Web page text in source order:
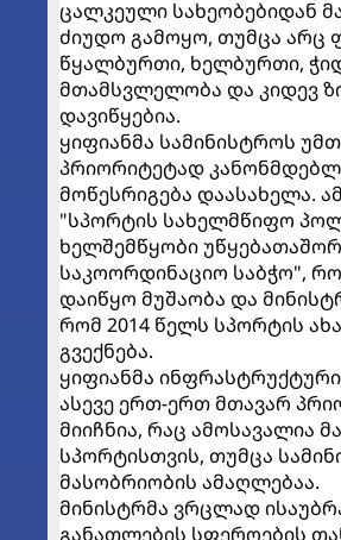
ცალკეული სახეობებიდან
ძიუდო გამოყო, თუმცა არც
წყალბურთი, ხელბურთი,
მთამსვლელობა და კიდევ
დავიწყებია.
ყიფიანმა სამინისტროს
პრიორიტეტად
მოწესრიგება დაასახელა.
"სპორტის სახელმწიფო
ხელშემწყობი
საკოორდინაციო საბჭო",
დაიწყო მუშაობა და
რომ 2014 წელს სპორტის
გვექნება.
ყიფიანმა
ასევე ერთ-ერთ მთავარ
მიიჩნია, რაც ამოსავალია
სპორტისთვის, თუმცა
მასობრიობის ამაღლებაა.
მინისტრმა ვრცლად
განათლების სფეროების